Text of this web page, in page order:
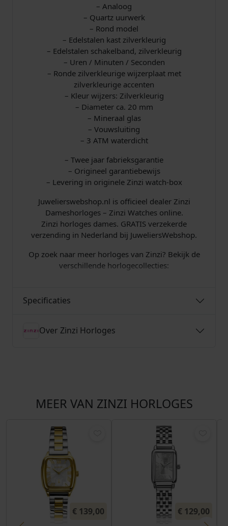
– Analoog
– Quartz uurwerk
– Rond model
– Edelstalen kast zilverkleurig
– Edelstalen schakelband, zilverkleurig
– Uren / Minuten / Seconden
– Ronde zilverkleurige wijzerplaat met
zilverkleurige accenten
– Kleur wijzers: Zilverkleurig
– Diameter ca. 20 mm
– Mineraal glas
– Vouwsluiting
– 3 ATM waterdicht
– Twee jaar fabrieksgarantie
– Origineel garantiebewijs
– Levering in originele Zinzi watch-box
Juwelierswebshop.nl is officieel dealer Zinzi
Dameshorloges – Zinzi Watches online.
Zinzi horloges dames. GRATIS verzekerde
verzending in Nederland bij JuweliersWebshop.
Op zoek naar meer horloges van Zinzi? Bekijk de
verschillende horlogecollecties:
Specificaties
Over Zinzi Horloges
MEER VAN ZINZI HORLOGES
€ 139,00 € 129,00